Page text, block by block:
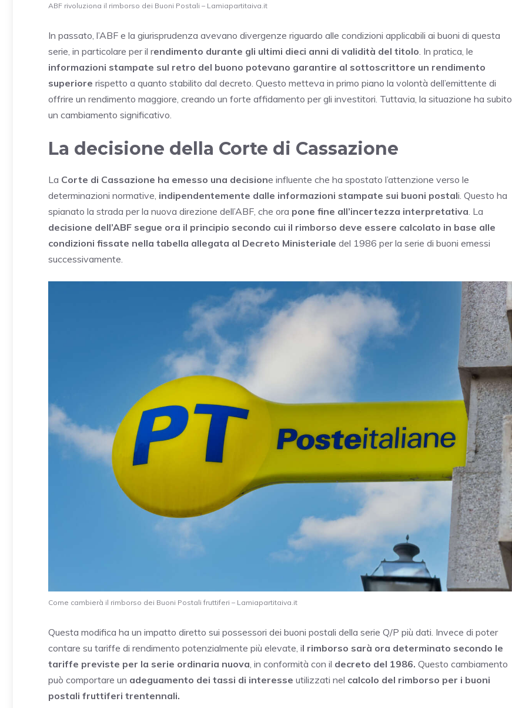
ABF rivoluziona il rimborso dei Buoni Postali – Lamiapartitaiva.it
In passato, l’ABF e la giurisprudenza avevano divergenze riguardo alle condizioni applicabili ai buoni di questa
serie, in particolare per il rendimento durante gli ultimi dieci anni di validità del titolo. In pratica, le
informazioni stampate sul retro del buono potevano garantire al sottoscrittore un rendimento
superiore rispetto a quanto stabilito dal decreto. Questo metteva in primo piano la volontà dell’emittente di
offrire un rendimento maggiore, creando un forte affidamento per gli investitori. Tuttavia, la situazione ha subito
un cambiamento significativo.
La decisione della Corte di Cassazione
La Corte di Cassazione ha emesso una decisione influente che ha spostato l’attenzione verso le
determinazioni normative, indipendentemente dalle informazioni stampate sui buoni postali. Questo ha
spianato la strada per la nuova direzione dell’ABF, che ora pone fine all’incertezza interpretativa. La
decisione dell’ABF segue ora il principio secondo cui il rimborso deve essere calcolato in base alle
condizioni fissate nella tabella allegata al Decreto Ministeriale del 1986 per la serie di buoni emessi
successivamente.
Come cambierà il rimborso dei Buoni Postali fruttiferi – Lamiapartitaiva.it
Questa modifica ha un impatto diretto sui possessori dei buoni postali della serie Q/P più dati. Invece di poter
contare su tariffe di rendimento potenzialmente più elevate, il rimborso sarà ora determinato secondo le
tariffe previste per la serie ordinaria nuova , in conformità con il decreto del 1986. Questo cambiamento
può comportare un adeguamento dei tassi di interesse utilizzati nel calcolo del rimborso per i buoni
postali fruttiferi trentennali.